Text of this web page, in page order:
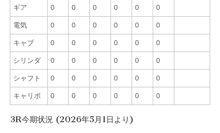
ギア 0 0 0 0 0 0
電気 0 0 0 0 0 0
キャブ 0 0 0 0 0 0
シリンダ 0 0 0 0 0 0
シャフト 0 0 0 0 0 0
キャリボ 0 0 0 0 0 0
3R今期状況 (2026年5月1日より)